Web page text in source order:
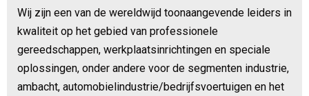
Wij zijn een van de wereldwijd toonaangevende leiders in
kwaliteit op het gebied van professionele
gereedschappen, werkplaatsinrichtingen en speciale
oplossingen, onder andere voor de segmenten industrie,
ambacht, automobielindustrie/bedrijfsvoertuigen en het